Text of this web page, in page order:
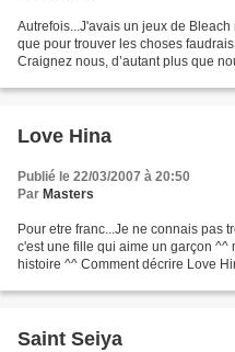
Autrefois...J'avais un jeux de
que pour trouver les choses
Craignez nous, d’autant plus que
Love Hina
Publié le 22/03/2007 à 20:50
Par Masters
Pour etre franc...Je ne connais pas
c'est une fille qui aime un garçon ^^
histoire ^^ Comment décrire Love
Saint Seiya